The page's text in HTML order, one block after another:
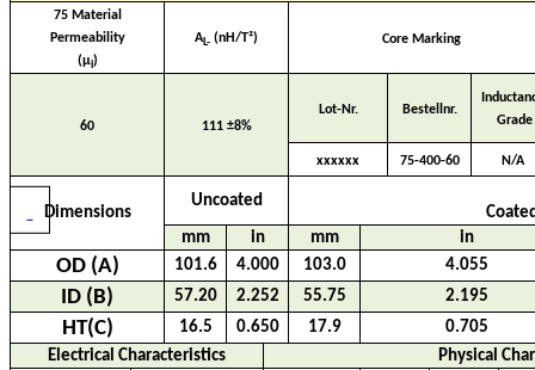
75 Material
Permeability
(µi)
AL- (nH/T²) Core Marking
60 111 ±8%
Lot-Nr. Bestellnr.
Grade
xxxxxx 75-400-60 N/A
Dimensions
Uncoated
mm
in mm in
OD (A) 101.6 4.000 103.0 4.055
ID (B) 57.20 2.252 55.75 2.195
HT(C) 16.5 0.650 17.9
0.705
Electrical Characteristics
Physical